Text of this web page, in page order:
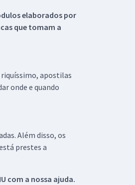
elaborados por
que tomam a
riquíssimo, apostilas
onde e quando
Além disso, os
prestes a
com a nossa ajuda.